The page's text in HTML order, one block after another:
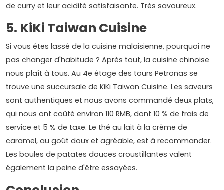
de curry et leur acidité satisfaisante. Très savoureux.
5. KiKi Taiwan Cuisine
Si vous êtes lassé de la cuisine malaisienne, pourquoi ne
pas changer d'habitude ? Après tout, la cuisine chinoise
nous plaît à tous. Au 4e étage des tours Petronas se
trouve une succursale de KiKi Taiwan Cuisine. Les saveurs
sont authentiques et nous avons commandé deux plats,
qui nous ont coûté environ 110 RMB, dont 10 % de frais de
service et 5 % de taxe. Le thé au lait à la crème de
caramel, au goût doux et agréable, est à recommander.
Les boules de patates douces croustillantes valent
également la peine d'être essayées.